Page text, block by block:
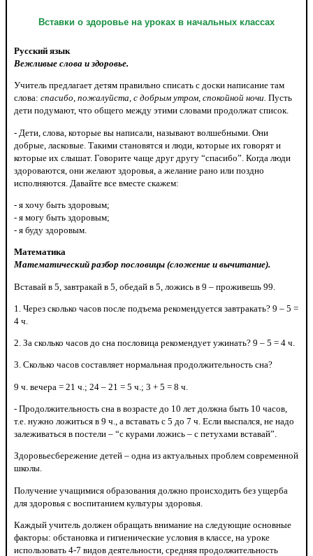
Вставки о здоровье на уроках в начальных классах
Русский язык
Вежливые слова и здоровье.
Учитель предлагает детям правильно списать с доски написание там
слова: спасибо, пожалуйста, с добрым утром, спокойной ночи. Пусть
дети подумают, что общего между этими словами продолжат список.
- Дети, слова, которые вы написали, называют волшебными. Они
добрые, ласковые. Такими становятся и люди, которые их говорят и
которые их слышат. Говорите чаще друг другу “спасибо”. Когда люди
здороваются, они желают здоровья, а желание рано или поздно
исполняются. Давайте все вместе скажем:
- я хочу быть здоровым;
- я могу быть здоровым;
- я буду здоровым.
Математика
Математический разбор пословицы (сложение и вычитание).
Вставай в 5, завтракай в 5, обедай в 5, ложись в 9 – проживешь 99.
1. Через сколько часов после подъема рекомендуется завтракать? 9 – 5 =
4 ч.
2. За сколько часов до сна пословица рекомендует ужинать? 9 – 5 = 4 ч.
3. Сколько часов составляет нормальная продолжительность сна?
9 ч. вечера = 21 ч.; 24 – 21 = 5 ч.; 3 + 5 = 8 ч.
- Продолжительность сна в возрасте до 10 лет должна быть 10 часов,
т.е. нужно ложиться в 9 ч., а вставать с 5 до 7 ч. Если выспался, не надо
залеживаться в постели – “с курами ложись – с петухами вставай”.
Здоровьесбережение детей – одна из актуальных проблем современной
школы.
Получение учащимися образования должно происходить без ущерба
для здоровья с воспитанием культуры здоровья.
Каждый учитель должен обращать внимание на следующие основные
факторы: обстановка и гигиенические условия в классе, на уроке
использовать 4-7 видов деятельности, средняя продолжительность